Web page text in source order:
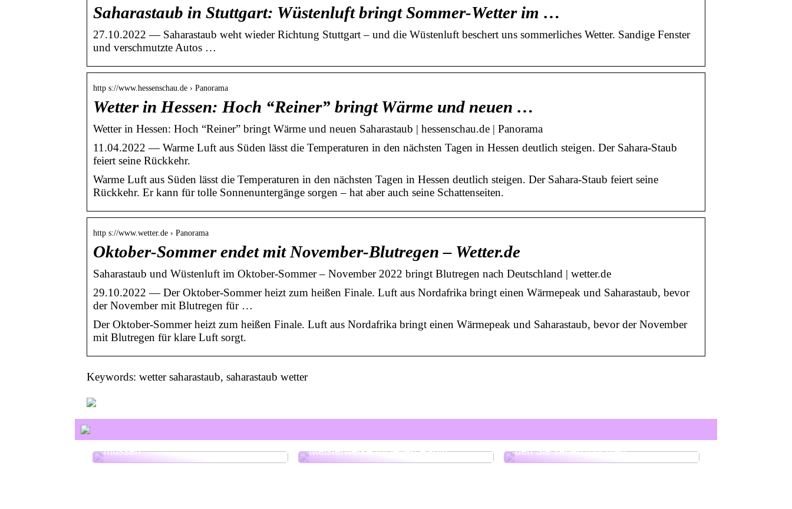
Saharastaub in Stuttgart: Wüstenluft bringt Sommer-Wetter im …
27.10.2022 — Saharastaub weht wieder Richtung Stuttgart – und die Wüstenluft beschert uns sommerliches Wetter. Sandige Fenster
und verschmutzte Autos …
http s://www.hessenschau.de › Panorama
Wetter in Hessen: Hoch “Reiner” bringt Wärme und neuen …
Wetter in Hessen: Hoch “Reiner” bringt Wärme und neuen Saharastaub | hessenschau.de | Panorama
11.04.2022 — Warme Luft aus Süden lässt die Temperaturen in den nächsten Tagen in Hessen deutlich steigen. Der Sahara-Staub
feiert seine Rückkehr.
Warme Luft aus Süden lässt die Temperaturen in den nächsten Tagen in Hessen deutlich steigen. Der Sahara-Staub feiert seine
Rückkehr. Er kann für tolle Sonnenuntergänge sorgen – hat aber auch seine Schattenseiten.
http s://www.wetter.de › Panorama
Oktober-Sommer endet mit November-Blutregen – Wetter.de
Saharastaub und Wüstenluft im Oktober-Sommer – November 2022 bringt Blutregen nach Deutschland | wetter.de
29.10.2022 — Der Oktober-Sommer heizt zum heißen Finale. Luft aus Nordafrika bringt einen Wärmepeak und Saharastaub, bevor
der November mit Blutregen für …
Der Oktober-Sommer heizt zum heißen Finale. Luft aus Nordafrika bringt einen Wärmepeak und Saharastaub, bevor der November
mit Blutregen für klare Luft sorgt.
Keywords: wetter saharastaub, saharastaub wetter
über das Cannabinoid wissen
müssen
Designer Sofas – Funktionale
Meisterwerke für jeden Raum
Hier ist der Psychologe in Aarhus,
den Sie sehen möchten